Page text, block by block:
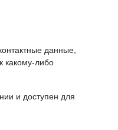
данные,
какому-либо
и доступен для